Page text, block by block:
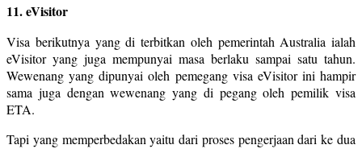
11. eVisitor
Visa berikutnya yang di terbitkan oleh pemerintah Australia ialah
eVisitor yang juga mempunyai masa berlaku sampai satu tahun.
Wewenang yang dipunyai oleh pemegang visa eVisitor ini hampir
sama juga dengan wewenang yang di pegang oleh pemilik visa
ETA.
Tapi yang memperbedakan yaitu dari proses pengerjaan dari ke dua